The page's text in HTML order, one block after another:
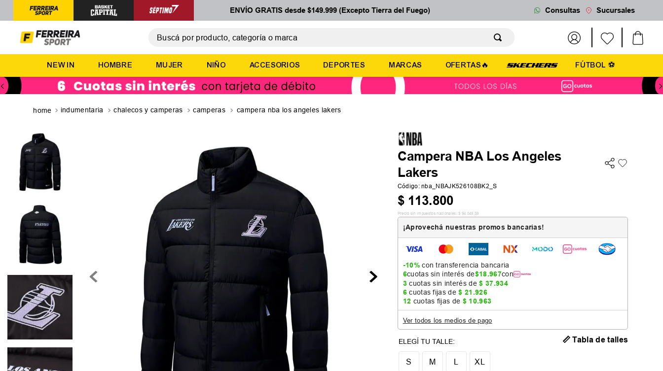
ENVÍO GRATIS desde $149.999 (Excepto Tierra del Fuego) Consultas Sucursales
NEW IN HOMBRE MUJER NIÑO ACCESORIOS DEPORTES MARCAS OFERTAS🔥 FÚTBOL ⚽
indumentaria chalecos y camperas camperas campera nba los angeles lakers
Campera NBA Los Angeles
Lakers
Código:nba_NBAJK526108BK2_S
$ 113.800
Precio sin impuestos nacionales: $ 94.049 ,59
¡Aprovechá nuestras promos bancarias!
-10%con transferencia bancaria
6cuotas sin interés de$18.967con
3cuotas sin interés de$ 37.934
6cuotas fijas de$ 21 .926
12 cuotas fijas de $ 10.963
Ver todos los medios de pago
S L
M XL
📏 Tabla de talles
TÉRMINOS MÁS BUSCADOS
2.
basquet
3.
zapatillas mujer